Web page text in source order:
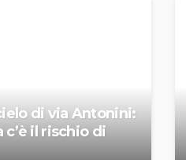
di via Antonini:
il rischio di